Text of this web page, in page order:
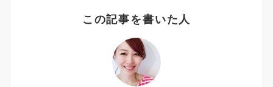
この記事を書いた人